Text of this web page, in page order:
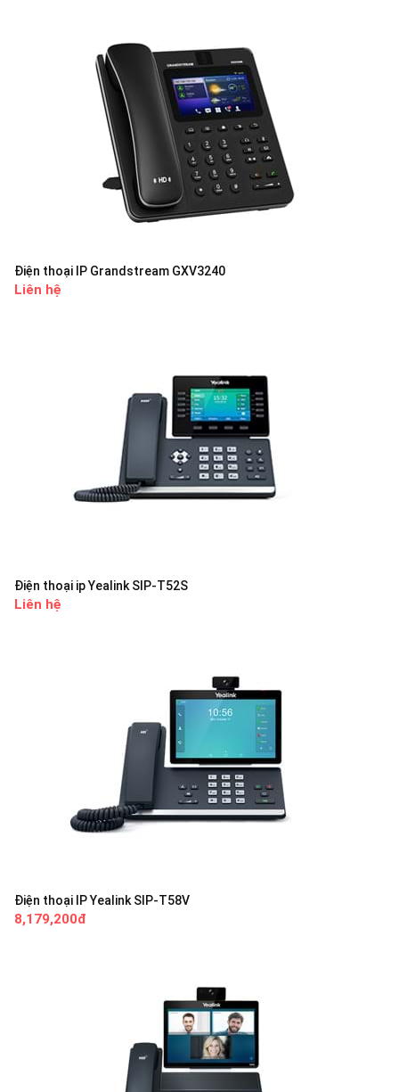
Điện thoại IP Grandstream GXV3240
Liên hệ
Điện thoại ip Yealink SIP-T52S
Liên hệ
Điện thoại IP Yealink SIP-T58V
8,179,200đ